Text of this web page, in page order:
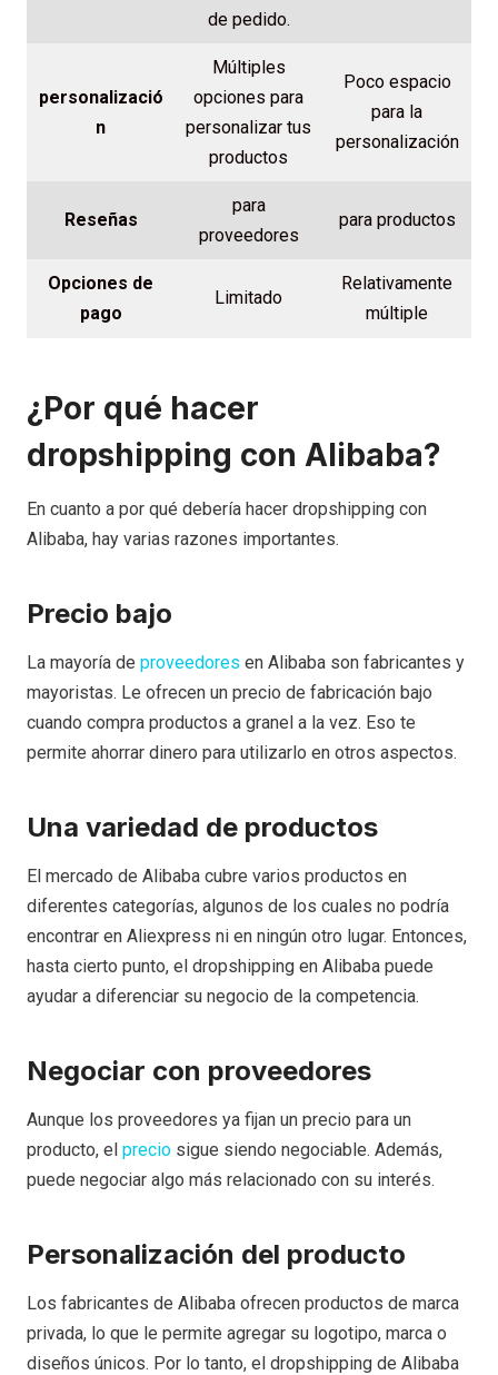
de pedido.
personalizació
n
Múltiples
opciones para
personalizar tus
productos
Poco espacio
para la
personalización
Reseñas
para
proveedores
para productos
Opciones de
pago
Limitado
Relativamente
múltiple
¿Por qué hacer
dropshipping con Alibaba?
En cuanto a por qué debería hacer dropshipping con
Alibaba, hay varias razones importantes.
Precio bajo
La mayoría de proveedores en Alibaba son fabricantes y
mayoristas. Le ofrecen un precio de fabricación bajo
cuando compra productos a granel a la vez. Eso te
permite ahorrar dinero para utilizarlo en otros aspectos.
Una variedad de productos
El mercado de Alibaba cubre varios productos en
diferentes categorías, algunos de los cuales no podría
encontrar en Aliexpress ni en ningún otro lugar. Entonces,
hasta cierto punto, el dropshipping en Alibaba puede
ayudar a diferenciar su negocio de la competencia.
Negociar con proveedores
Aunque los proveedores ya fijan un precio para un
producto, el precio sigue siendo negociable. Además,
puede negociar algo más relacionado con su interés.
Personalización del producto
Los fabricantes de Alibaba ofrecen productos de marca
privada, lo que le permite agregar su logotipo, marca o
diseños únicos. Por lo tanto, el dropshipping de Alibaba